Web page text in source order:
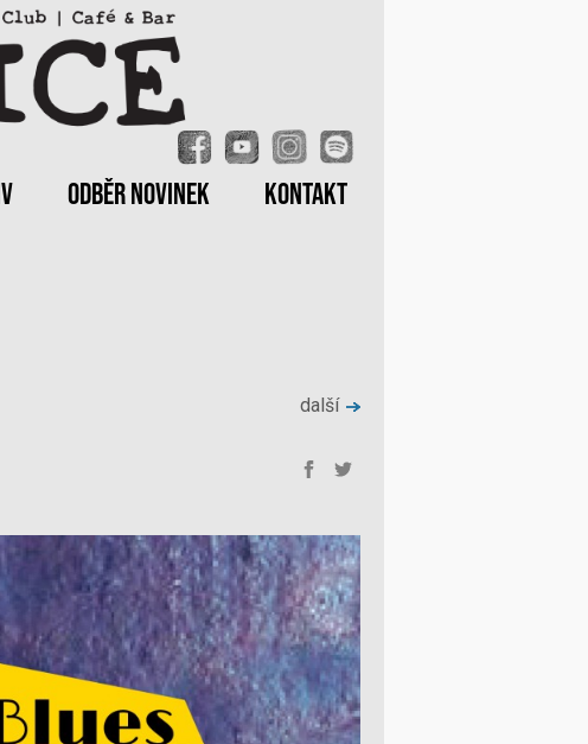
ODBĚR NOVINEK KONTAKT
další